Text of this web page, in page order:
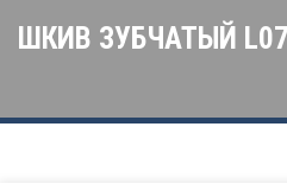
ШКИВ ЗУБЧАТЫЙ